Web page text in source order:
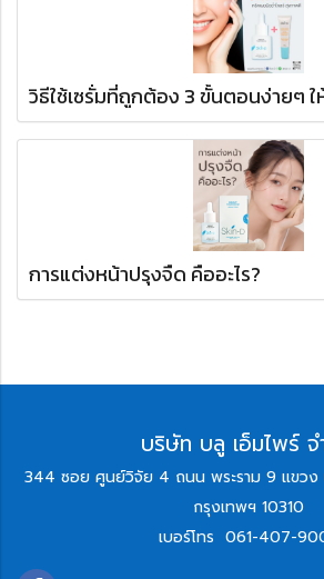
วิธีใช้เซรั่มที่ถูกต้อง 3 ขั้นตอนง่ายๆ ใ
การแต่งหน้าปรุงจืด คืออะไร?
บริษัท บลู เอ็มไพร์
344 ซอย ศูนย์วิจัย 4 ถนน พระราม 9 แขวง
กรุงเทพฯ 10310
เบอร์โทร 061-407-